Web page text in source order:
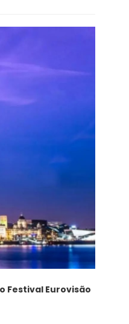
Festival Eurovisão